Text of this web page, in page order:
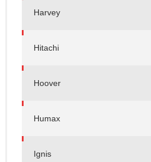
Harvey
Hitachi
Hoover
Humax
Ignis